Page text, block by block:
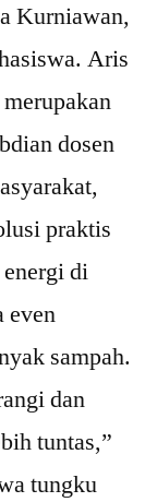
Kurniawan,
Aris
dosen
praktis
di
even
sampah.
dan
tuntas,”
tungku